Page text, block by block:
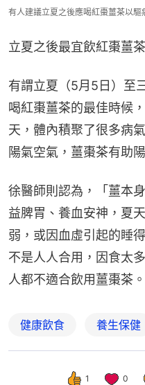
有人建議立夏之後應喝紅棗薑茶以驅
立夏之後最宜飲紅棗薑
有謂立夏（5月5日）至
喝紅棗薑茶的最佳時候
天，體內積聚了很多病
陽氣空氣，薑棗茶有助
徐醫師則認為，「薑本
益脾胃、養血安神，夏
弱，或因血虛引起的睡
不是人人合用，因食太
人都不適合飲用薑棗茶。
健康飲食 養生保健
1 0